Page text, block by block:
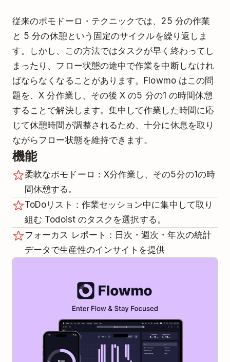
従来のポモドーロ・テクニックでは、25 分の作業
と 5 分の休憩という固定のサイクルを繰り返しま
す。しかし、この方法ではタスクが早く終わってし
まったり、フロー状態の途中で作業を中断しなけれ
ばならなくなることがあります。Flowmo はこの問
題を、X 分作業し、その後 X の5 分の1 の時間休憩
することで解決します。集中して作業した時間に応
じて休憩時間が調整されるため、十分に休息を取り
ながらフロー状態を維持できます。
機能
柔軟なポモドーロ：X分作業し、その5分の1の時
間休憩する。
ToDoリスト：作業セッション中に集中して取り
組む Todoist のタスクを選択する。
フォーカス レポート：日次・週次・年次の統計
データで生産性のインサイトを提供